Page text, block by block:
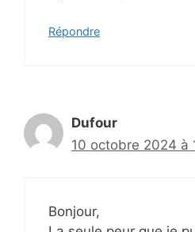
Répondre
Dufour
10 octobre 2024 à
Bonjour,